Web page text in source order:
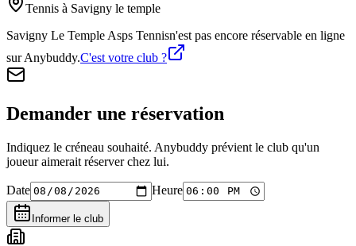
Tennis à Savigny le temple
Savigny Le Temple Asps Tennisn'est pas encore réservable en ligne
sur Anybuddy.C'est votre club ?
Demander une réservation
Indiquez le créneau souhaité. Anybuddy prévient le club qu'un
joueur aimerait réserver chez lui.
Date Heure
Informer le club